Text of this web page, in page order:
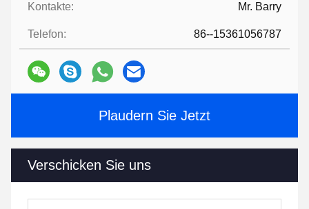
Kontakte: Mr. Barry
Telefon: 86--15361056787
Plaudern Sie Jetzt
Verschicken Sie uns